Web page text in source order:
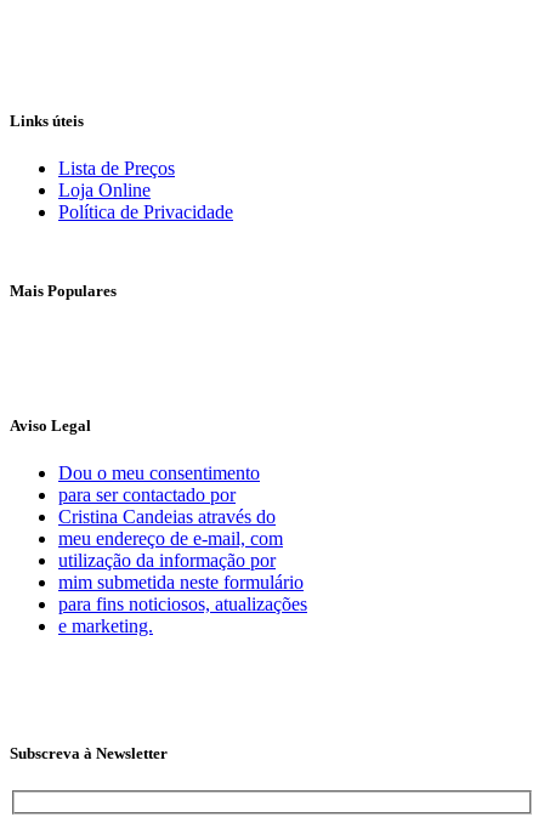
Links úteis
Lista de Preços
Loja Online
Política de Privacidade
Mais Populares
Aviso Legal
Dou o meu consentimento
para ser contactado por
Cristina Candeias através do
meu endereço de e-mail, com
utilização da informação por
mim submetida neste formulário
para fins noticiosos, atualizações
e marketing.
Subscreva à Newsletter